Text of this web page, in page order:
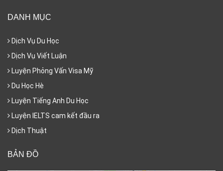
DANH MỤC
Dịch Vụ Du Học
Dịch Vụ Viết Luận
Luyện Phỏng Vấn Visa Mỹ
Du Học Hè
Luyện Tiếng Anh Du Học
Luyện IELTS cam kết đầu ra
Dịch Thuật
BẢN ĐỒ